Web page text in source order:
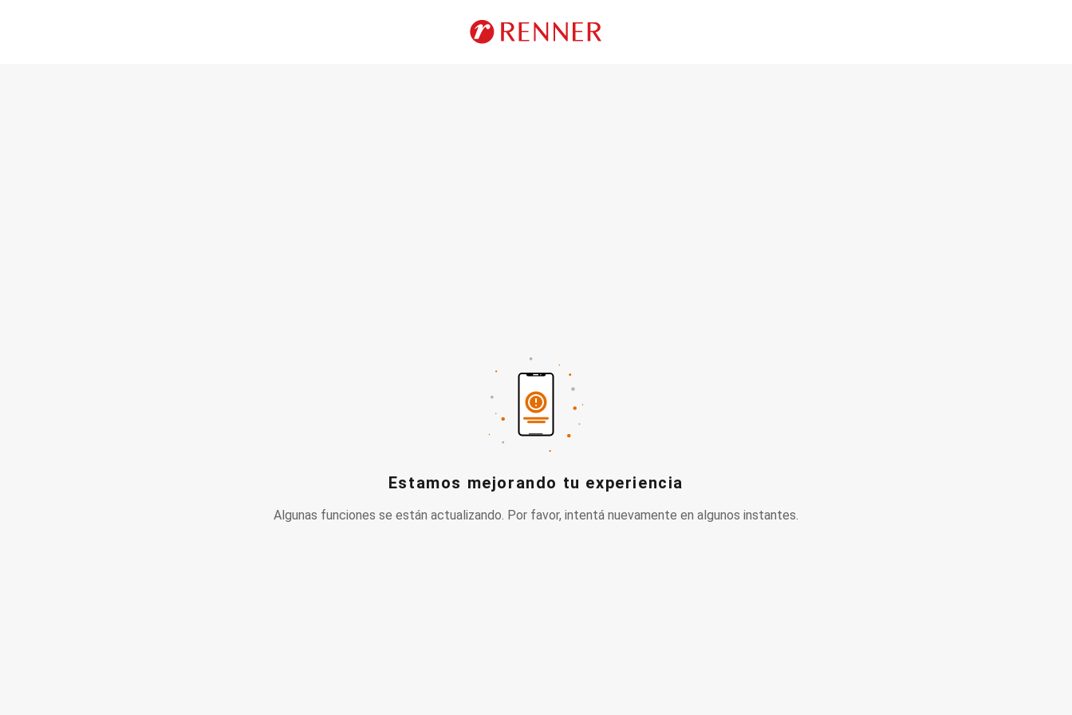
Estamos mejorando tu experiencia
Algunas funciones se están actualizando. Por favor, intentá nuevamente en algunos instantes.